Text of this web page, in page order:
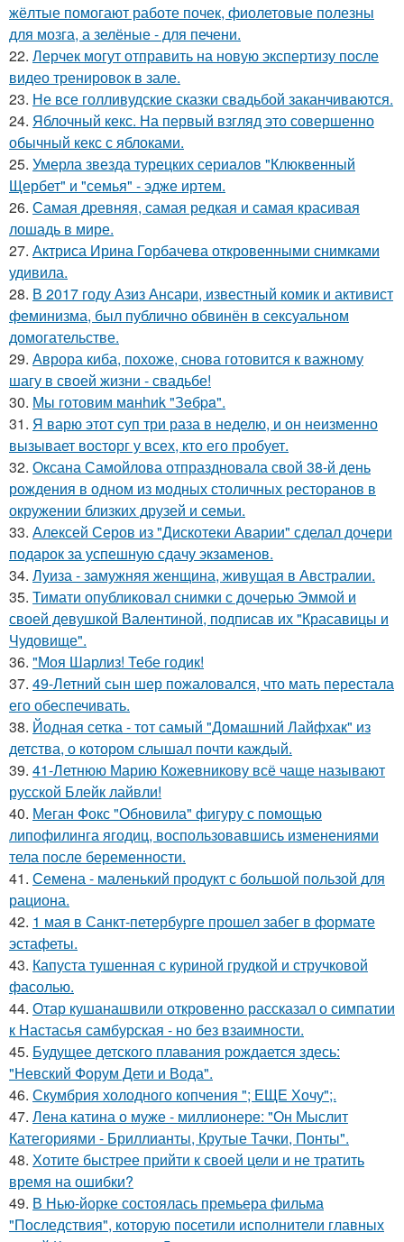
жёлтые помогают работе почек, фиолетовые полезны
для мозга, а зелёные - для печени.
22. Лерчек могут отправить на новую экспертизу после
видео тренировок в зале.
23. Не все голливудские сказки свадьбой заканчиваются.
24. Яблочный кекс. На первый взгляд это совершенно
обычный кекс с яблоками.
25. Умерла звезда турецких сериалов "Клюквенный
Щербет" и "семья" - эдже иртем.
26. Самая древняя, самая редкая и самая красивая
лошадь в мире.
27. Актриса Ирина Горбачева откровенными снимками
удивила.
28. В 2017 году Азиз Ансари, известный комик и активист
феминизма, был публично обвинён в сексуальном
домогательстве.
29. Аврора киба, похоже, снова готовится к важному
шагу в своей жизни - свадьбе!
30. Мы готовим мaнhиk "Зeбpa".
31. Я варю этот суп три раза в неделю, и он неизменно
вызывает восторг у всех, кто его пробует.
32. Оксана Самойлова отпраздновала свой 38-й день
рождения в одном из модных столичных ресторанов в
окружении близких друзей и семьи.
33. Алексей Серов из "Дискотеки Аварии" сделал дочери
подарок за успешную сдачу экзаменов.
34. Луиза - замужняя женщина, живущая в Австралии.
35. Тимати опубликовал снимки с дочерью Эммой и
своей девушкой Валентиной, подписав их "Красавицы и
Чудовище".
36. "Моя Шарлиз! Тебе годик!
37. 49-Летний сын шер пожаловался, что мать перестала
его обеспечивать.
38. Йодная сетка - тот самый "Домашний Лайфхак" из
детства, о котором слышал почти каждый.
39. 41-Летнюю Марию Кожевникову всё чаще называют
русской Блейк лайвли!
40. Меган Фокс "Обновила" фигуру с помощью
липофилинга ягодиц, воспользовавшись изменениями
тела после беременности.
41. Семена - маленький продукт с большой пользой для
рациона.
42. 1 мая в Санкт-петербурге прошел забег в формате
эстафеты.
43. Капуста тушенная с куриной грудкой и стручковой
фасолью.
44. Отар кушанашвили откровенно рассказал о симпатии
к Настасья самбурская - но без взаимности.
45. Будущее детского плавания рождается здесь:
"Невский Форум Дети и Вода".
46. Скумбрия холодного копчения "; ЕЩЕ Хочу";.
47. Лена катина о муже - миллионере: "Он Мыслит
Категориями - Бриллианты, Крутые Тачки, Понты".
48. Хотите быстрее прийти к своей цели и не тратить
время на ошибки?
49. В Нью-йорке состоялась премьера фильма
"Последствия", которую посетили исполнители главных